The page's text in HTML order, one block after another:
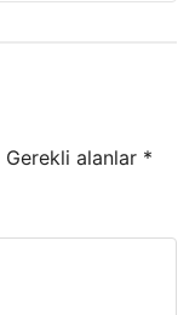
Gerekli alanlar *